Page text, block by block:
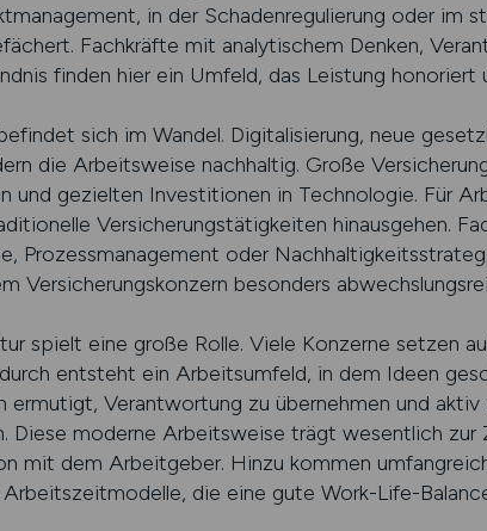
in der Schadenregulierung oder im
Fachkräfte mit analytischem Denken,
finden hier ein Umfeld, das Leistung
sich im Wandel. Digitalisierung, neue
die Arbeitsweise nachhaltig. Große
und gezielten Investitionen in Technologie. Für
Versicherungstätigkeiten hinausgehen.
Prozessmanagement oder
Versicherungskonzern besonders
spielt eine große Rolle. Viele Konzerne setzen
entsteht ein Arbeitsumfeld, in dem Ideen
ermutigt, Verantwortung zu übernehmen und
Diese moderne Arbeitsweise trägt wesentlich
mit dem Arbeitgeber. Hinzu kommen
die eine gute Work-Life-